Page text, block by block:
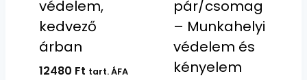
védelem,
kedvező
árban
12480 Ft tart. ÁFA
pár/csomag
– Munkahelyi
védelem és
kényelem